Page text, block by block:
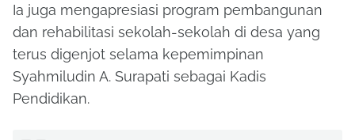
Ia juga mengapresiasi program pembangunan
dan rehabilitasi sekolah-sekolah di desa yang
terus digenjot selama kepemimpinan
Syahmiludin A. Surapati sebagai Kadis
Pendidikan.